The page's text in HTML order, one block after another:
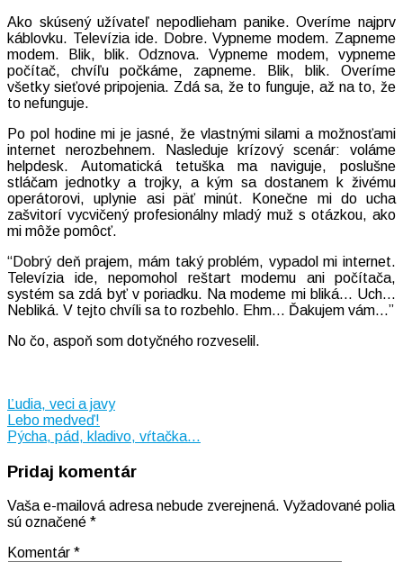
Ako skúsený užívateľ nepodlieham panike. Overíme najprv
káblovku. Televízia ide. Dobre. Vypneme modem. Zapneme
modem. Blik, blik. Odznova. Vypneme modem, vypneme
počítač, chvíľu počkáme, zapneme. Blik, blik. Overíme
všetky sieťové pripojenia. Zdá sa, že to funguje, až na to, že
to nefunguje.
Po pol hodine mi je jasné, že vlastnými silami a možnosťami
internet nerozbehnem. Nasleduje krízový scenár: voláme
helpdesk. Automatická tetuška ma naviguje, poslušne
stláčam jednotky a trojky, a kým sa dostanem k živému
operátorovi, uplynie asi päť minút. Konečne mi do ucha
zašvitorí vycvičený profesionálny mladý muž s otázkou, ako
mi môže pomôcť.
“Dobrý deň prajem, mám taký problém, vypadol mi internet.
Televízia ide, nepomohol reštart modemu ani počítača,
systém sa zdá byť v poriadku. Na modeme mi bliká… Uch…
Nebliká. V tejto chvíli sa to rozbehlo. Ehm… Ďakujem vám…”
No čo, aspoň som dotyčného rozveselil.
Ľudia, veci a javy
Navigácia
v
článku
Lebo medveď!
Pýcha, pád, kladivo, vŕtačka…
Pridaj komentár
Vaša e-mailová adresa nebude zverejnená. Vyžadované polia
sú označené *
Komentár *